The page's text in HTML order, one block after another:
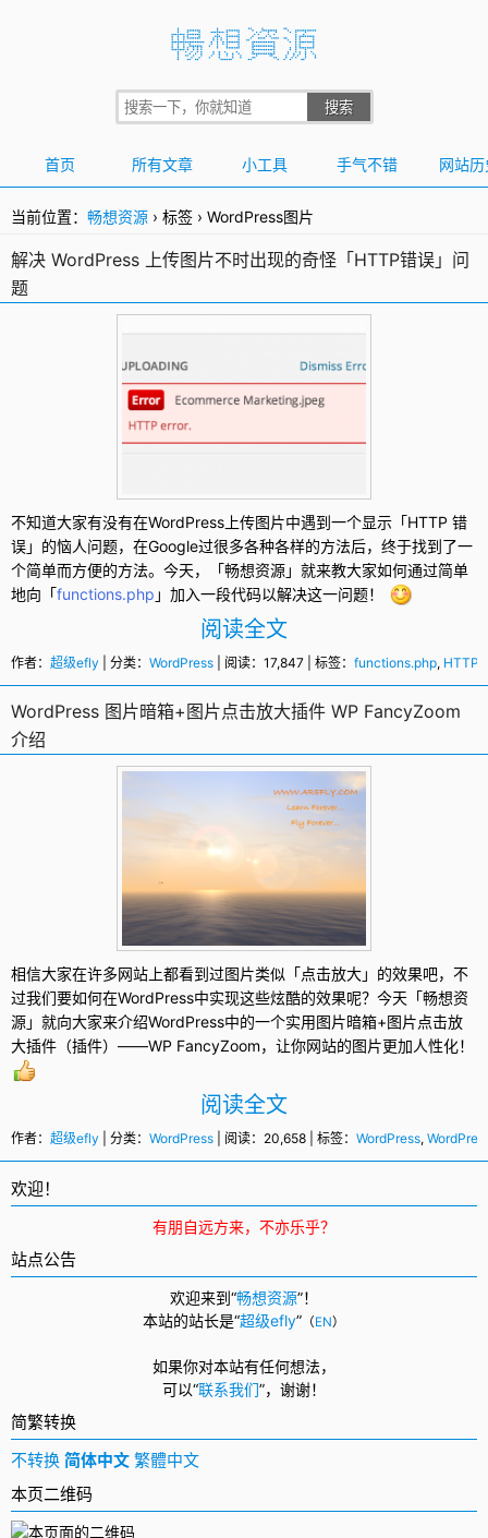
首页 所有文章 小工具 手气不错 网站历
当前位置： 畅想资源 › 标签 › WordPress图片
解决 WordPress 上传图片不时出现的奇怪「HTTP错误」问
题
不知道大家有没有在WordPress 上传图片中遇到一个显示「HTTP 错
误」的恼人问题，在Google过很多各种各样的方法后，终于找到了一
个简单而方便的方法。今天，「畅想资源」就来教大家如何通过简单
地向「functions.php 」加入一段代码以解决这一问题！
阅读全文
作者： 超级efly | 分类： WordPress | 阅读：17,847 | 标签： functions.php, HTTP
WordPress 图片暗箱+图片点击放大插件 WP FancyZoom
介绍
相信大家在许多网站上都看到过图片类似「点击放大」的效果吧，不
过我们要如何在WordPress中实现这些炫酷的效果呢？今天「畅想资
源」就向大家来介绍WordPress中的一个实用图片暗箱+图片点击放
大插件（插件）——WP FancyZoom，让你网站的图片更加人性化！
阅读全文
作者： 超级efly | 分类： WordPress | 阅读：20,658 | 标签： WordPress,
欢迎！
有朋自远方来，不亦乐乎？
站点公告
欢迎来到“畅想资源”！
本站的站长是“超级efly” （EN）
如果你对本站有任何想法，
可以“联系我们”， 谢谢！
简繁转换
不转换 简体中文 繁體中文
本页二维码